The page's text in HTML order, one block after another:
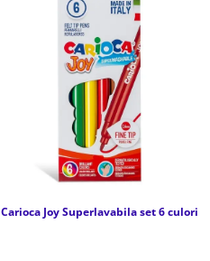
Carioca Joy Superlavabila set 6 culori